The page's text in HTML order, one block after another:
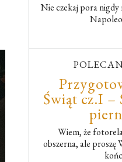
Nie czekaj pora nigdy
Świąt cz.I –
Wiem, że
obszerna, ale proszę